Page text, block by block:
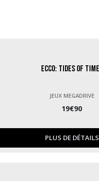
Ecco: Tides of
JEUX MEGADRIVE
19€90
PLUS DE DÉTAILS